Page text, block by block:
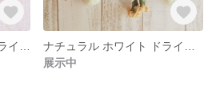
展示中